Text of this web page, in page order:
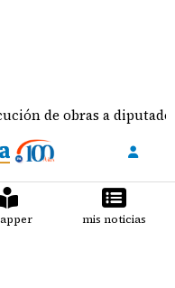
a diputados
mis noticias